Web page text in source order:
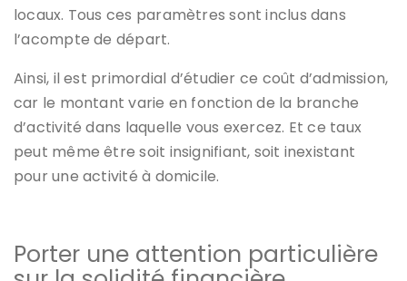
locaux. Tous ces paramètres sont inclus dans
l’acompte de départ.
Ainsi, il est primordial d’étudier ce coût d’admission,
car le montant varie en fonction de la branche
d’activité dans laquelle vous exercez. Et ce taux
peut même être soit insignifiant, soit inexistant
pour une activité à domicile.
Porter une attention particulière